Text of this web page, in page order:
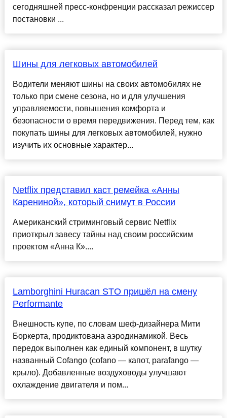
сегодняшней пресс-конфренции рассказал режиссер
постановки ...
Шины для легковых автомобилей
Водители меняют шины на своих автомобилях не
только при смене сезона, но и для улучшения
управляемости, повышения комфорта и
безопасности о время передвижения. Перед тем, как
покупать шины для легковых автомобилей, нужно
изучить их основные характер...
Netflix представил каст ремейка «Анны
Карениной», который снимут в России
Американский стриминговый сервис Netflix
приоткрыл завесу тайны над своим российским
проектом «Анна К»....
Lamborghini Huracan STO пришёл на смену
Performante
Внешность купе, по словам шеф-дизайнера Мити
Боркерта, продиктована аэродинамикой. Весь
передок выполнен как единый компонент, в шутку
названный Cofango (cofano — капот, parafango —
крыло). Добавленные воздуховоды улучшают
охлаждение двигателя и пом...